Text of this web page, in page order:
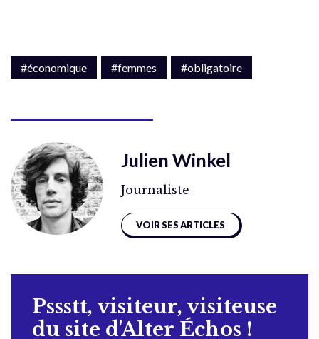
#économique #femmes #obligatoire
Julien Winkel
Journaliste
VOIR SES ARTICLES
Pssstt, visiteur, visiteuse
du site d'Alter Échos !